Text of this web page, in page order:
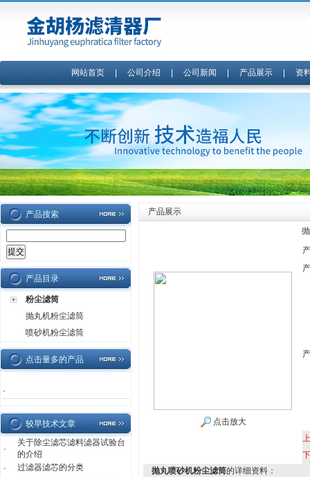
网站首页| 公司介绍 公司新闻 产品展示| 资
产品搜索
产品目录
粉尘滤筒
抛丸机粉尘滤筒
喷砂机粉尘滤筒
点击量多的产品
·
较早技术文章
·
关于除尘滤芯滤料滤器试验台
的介绍
·
过滤器滤芯的分类
产品展示
点击放大
抛丸喷砂机粉尘滤筒的详细资料：